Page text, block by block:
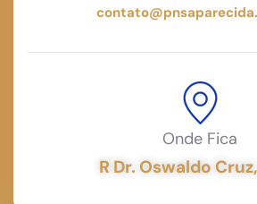
Onde Fica
R Dr. Oswaldo